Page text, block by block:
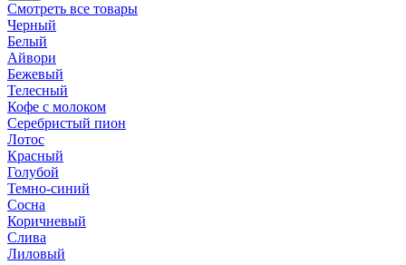
Смотреть все товары
Черный
Белый
Айвори
Бежевый
Телесный
Кофе с молоком
Серебристый пион
Лотос
Красный
Голубой
Темно-синий
Сосна
Коричневый
Слива
Лиловый